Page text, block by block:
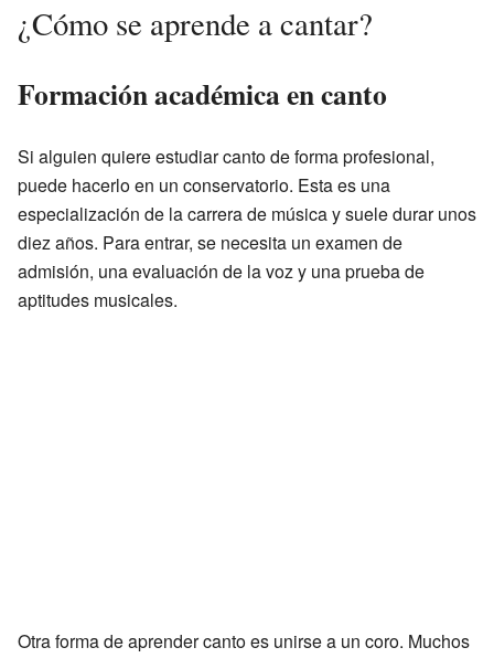
¿Cómo se aprende a cantar?
Formación académica en canto
Si alguien quiere estudiar canto de forma profesional,
puede hacerlo en un conservatorio. Esta es una
especialización de la carrera de música y suele durar unos
diez años. Para entrar, se necesita un examen de
admisión, una evaluación de la voz y una prueba de
aptitudes musicales.
Otra forma de aprender canto es unirse a un coro. Muchos